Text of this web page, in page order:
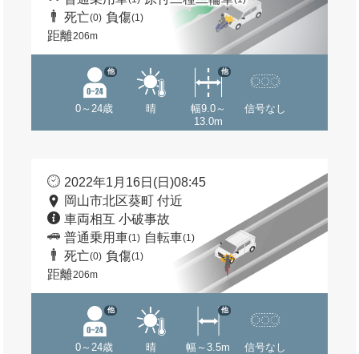
死亡(0) 負傷(1)
距離206m
0～24歳
他
晴
幅9.0～
13.0m
他
信号なし
2022年1月16日(日)08:45
岡山市北区葵町 付近
車両相互 小破事故
普通乗用車(1) 自転車(1)
死亡(0) 負傷(1)
距離206m
0～24歳
他
晴 幅～3.5m
他
信号なし